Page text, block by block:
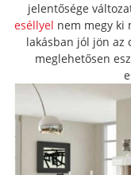
jelentősége
eséllyel nem megy ki
lakásban jól jön az
meglehetősen